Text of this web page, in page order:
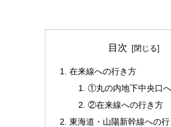
目次
在来線への行き方
①丸の内地下中央口
②在来線への行き方
東海道・山陽新幹線への